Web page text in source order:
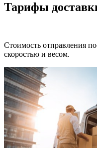
Тарифы
Стоимость отправления
скоростью и весом.